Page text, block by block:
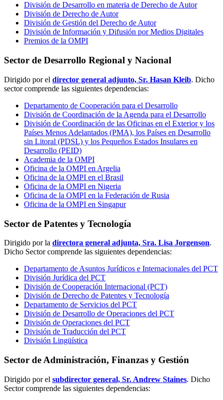
División de Desarrollo en materia de Derecho de Autor
División de Derecho de Autor
División de Gestión del Derecho de Autor
División de Información y Difusión por Medios Digitales
Premios de la OMPI
Sector de Desarrollo Regional y Nacional
Dirigido por el director general adjunto, Sr. Hasan Kleib. Dicho
sector comprende las siguientes dependencias:
Departamento de Cooperación para el Desarrollo
División de Coordinación de la Agenda para el Desarrollo
División de Coordinación de las Oficinas en el Exterior y los
Países Menos Adelantados (PMA), los Países en Desarrollo
sin Litoral (PDSL) y los Pequeños Estados Insulares en
Desarrollo (PEID)
Academia de la OMPI
Oficina de la OMPI en Argelia
Oficina de la OMPI en el Brasil
Oficina de la OMPI en Nigeria
Oficina de la OMPI en la Federación de Rusia
Oficina de la OMPI en Singapur
Sector de Patentes y Tecnología
Dirigido por la directora general adjunta, Sra. Lisa Jorgenson.
Dicho Sector comprende las siguientes dependencias:
Departamento de Asuntos Jurídicos e Internacionales del PCT
División Jurídica del PCT
División de Cooperación Internacional (PCT)
División de Derecho de Patentes y Tecnología
Departamento de Servicios del PCT
División de Desarrollo de Operaciones del PCT
División de Operaciones del PCT
División de Traducción del PCT
División Lingüística
Sector de Administración, Finanzas y Gestión
Dirigido por el subdirector general, Sr. Andrew Staines. Dicho
Sector comprende las siguientes dependencias: